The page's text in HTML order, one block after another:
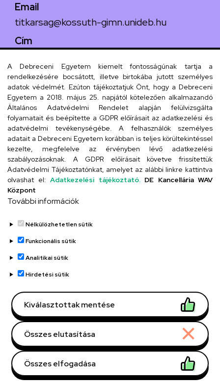
Email
titkarsag@kossuth-gimn.unideb.hu
Cím
Szervezeti telefonkönyv
UD telefonkönyv
Titkárság
Adatvédelem
Adatvédelem
Régi oldal
Technikai információk
Copyright © 2026 Unideb
A Debreceni Egyetem kiemelt fontosságúnak tartja a
rendelkezésére bocsátott, illetve birtokába jutott személyes
adatok védelmét. Ezúton tájékoztatjuk Önt, hogy a Debreceni
Egyetem a 2018. május 25. napjától kötelezően alkalmazandó
Általános Adatvédelmi Rendelet alapján felülvizsgálta
folyamatait és beépítette a GDPR előírásait az adatkezelési és
adatvédelmi tevékenységébe. A felhasználók személyes
adatait a Debreceni Egyetem korábban is teljes körültekintéssel
kezelte, megfelelve az érvényben lévő adatkezelési
szabályozásoknak. A GDPR előírásait követve frissítettük
Adatvédelmi Tájékoztatónkat, amelyet az alábbi linkre kattintva
olvashat el: Adatkezelési tájékoztató. DE Kancellária WAV
Központ
További információk
Nélkülözhetetlen sütik
Funkcionális sütik
Analitikai sütik
Hirdetési sütik
Kiválasztottak mentése
Összes elutasítása
Összes elfogadása